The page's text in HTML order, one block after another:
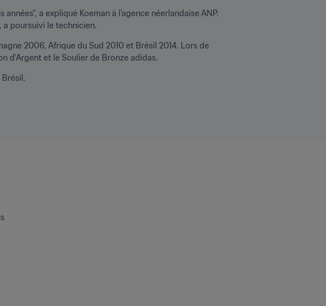
a expliqué Koeman à l'agence néerlandaise ANP.
a poursuivi le technicien.
2006, Afrique du Sud 2010 et Brésil 2014. Lors de
d'Argent et le Soulier de Bronze adidas.